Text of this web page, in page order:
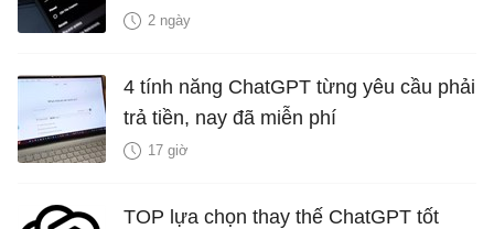
mỗi tuần?
2 ngày
4 tính năng ChatGPT từng yêu cầu phải
trả tiền, nay đã miễn phí
17 giờ
TOP lựa chọn thay thế ChatGPT tốt